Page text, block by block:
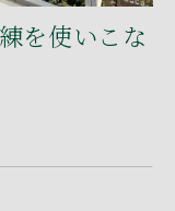
を使いこな